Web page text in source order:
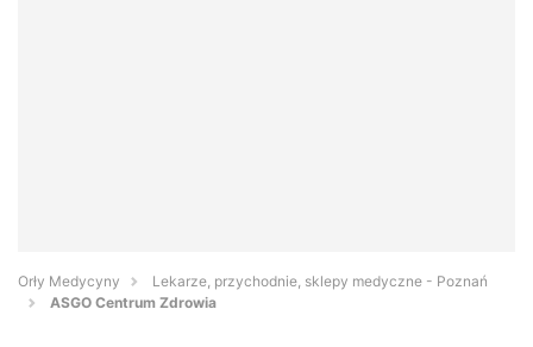
Orły Medycyny
Lekarze, przychodnie, sklepy medyczne - Poznań
ASGO Centrum Zdrowia